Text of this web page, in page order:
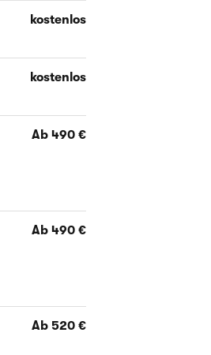
kostenlos
kostenlos
Ab 490 €
Ab 490 €
Ab 520 €